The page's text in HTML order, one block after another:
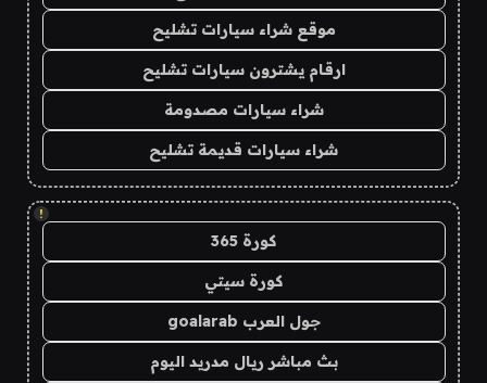
موقع شراء سيارات تشليح
ارقام يشترون سيارات تشليح
شراء سيارات مصدومة
شراء سيارات قديمة تشليح
!
كورة 365
كورة سيتي
جول العرب goalarab
بث مباشر ريال مدريد اليوم